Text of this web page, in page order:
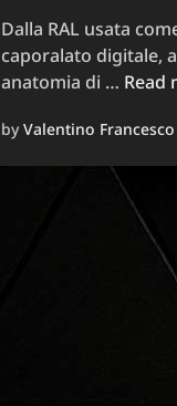
Dalla RAL usata
caporalato digitale,
anatomia di … Il
del
Italiano
non
esiste
Read
byValentino